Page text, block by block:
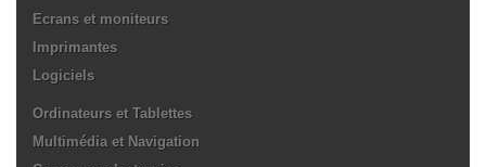
Ecrans et moniteurs
Imprimantes
Logiciels
Ordinateurs et Tablettes
Multimédia et Navigation